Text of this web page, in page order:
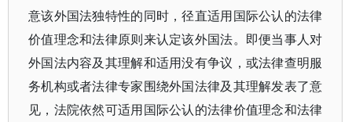
意该外国法独特性的同时，径直适用国际公认的法律
价值理念和法律原则来认定该外国法。即便当事人对
外国法内容及其理解和适用没有争议，或法律查明服
务机构或者法律专家围绕外国法律及其理解发表了意
见，法院依然可适用国际公认的法律价值理念和法律